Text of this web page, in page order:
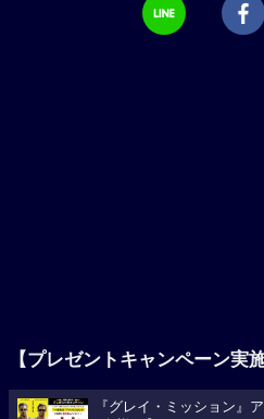
【プレゼントキャンペーン実施
『グレイ・ミッション』